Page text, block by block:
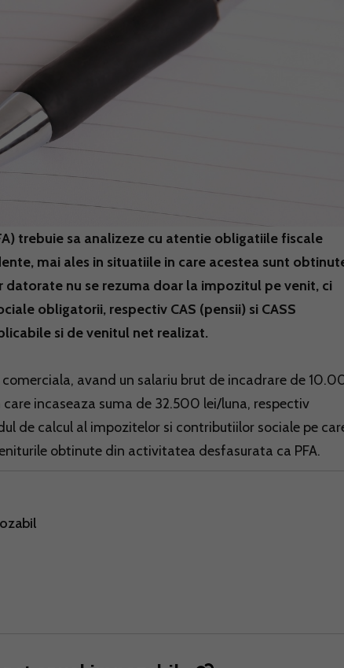
trebuie sa analizeze cu atentie obligatiile fiscale
mai ales in situatiile in care acestea sunt
nu se rezuma doar la impozitul pe venit, ci
obligatorii, respectiv CAS (pensii) si CASS
si de venitul net realizat.
avand un salariu brut de incadrare de
incaseaza suma de 32.500 lei/luna, respectiv
de calcul al impozitelor si contributiilor sociale pe
obtinute din activitatea desfasurata ca PFA.